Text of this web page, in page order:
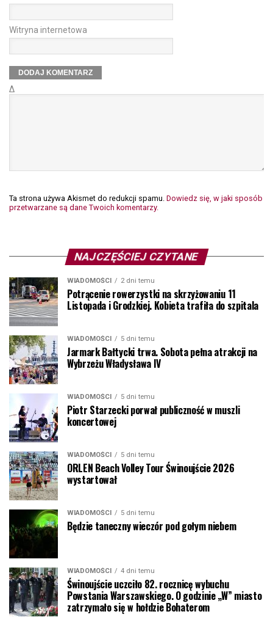
Witryna internetowa
Δ
Ta strona używa Akismet do redukcji spamu. Dowiedz się, w jaki sposób
przetwarzane są dane Twoich komentarzy.
NAJCZĘŚCIEJ CZYTANE
WIADOMOŚCI 2 dni temu
Potrącenie rowerzystki na skrzyżowaniu 11
Listopada i Grodzkiej. Kobieta trafiła do szpitala
WIADOMOŚCI 5 dni temu
Jarmark Bałtycki trwa. Sobota pełna atrakcji na
Wybrzeżu Władysława IV
WIADOMOŚCI 5 dni temu
Piotr Starzecki porwał publiczność w muszli
koncertowej
WIADOMOŚCI 5 dni temu
ORLEN Beach Volley Tour Świnoujście 2026
wystartował
WIADOMOŚCI 5 dni temu
Będzie taneczny wieczór pod gołym niebem
WIADOMOŚCI 4 dni temu
Świnoujście uczciło 82. rocznicę wybuchu
Powstania Warszawskiego. O godzinie „W” miasto
zatrzymało się w hołdzie Bohaterom